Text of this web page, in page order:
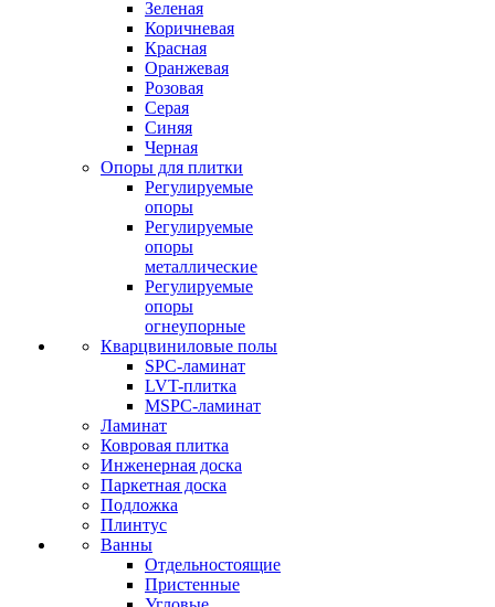
Зеленая
Коричневая
Красная
Оранжевая
Розовая
Серая
Синяя
Черная
Опоры для плитки
Регулируемые
опоры
Регулируемые
опоры
металлические
Регулируемые
опоры
огнеупорные
Кварцвиниловые полы
SPC-ламинат
LVT-плитка
MSPC-ламинат
Ламинат
Ковровая плитка
Инженерная доска
Паркетная доска
Подложка
Плинтус
Ванны
Отдельностоящие
Пристенные